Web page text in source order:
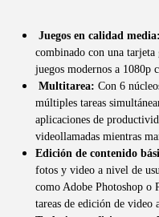
Juegos en calidad media:
combinado con una tarjeta
juegos modernos a 1080p
Multitarea: Con 6
múltiples tareas
aplicaciones de
videollamadas mientras
Edición de contenido
fotos y video a nivel de
como Adobe Photoshop o
tareas de edición de video